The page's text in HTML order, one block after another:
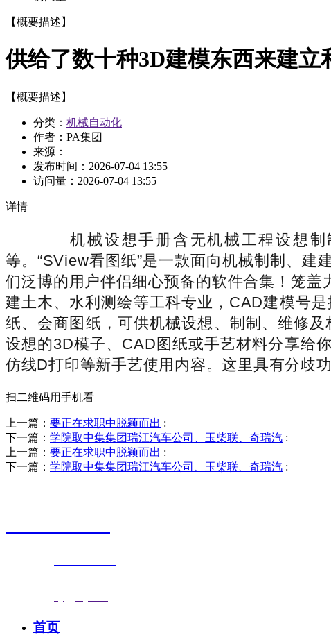
【概要描述】
供给了数十种3D建模东西来建立
【概要描述】
分类： 机械自动化
作者：PA集团
来源：
发布时间： 2026-07-04 13:55
访问量： 2026-07-04 13:55
详情
机械设想手册含无机械工程设想制
等。“SView看图纸”是一款面向机械制制、
们泛博的用户伴侣细心预备的软件合集！笼
建土木、水利测绘等工科专业，CAD建模号
纸、会商图纸，可供机械设想、制制、维修
设想的3D模子、CAD图纸或手艺材料分享给
仿线D打印等新手艺使用内容。这里具有分歧
扫二维码用手机看
上一篇： 要正在求职中脱颖而出 :
下一篇： 学院取中集集团瑞江汽车公司、玉柴联、奇瑞汽 :
上一篇： 要正在求职中脱颖而出 :
下一篇： 学院取中集集团瑞江汽车公司、玉柴联、奇瑞汽 :
首页